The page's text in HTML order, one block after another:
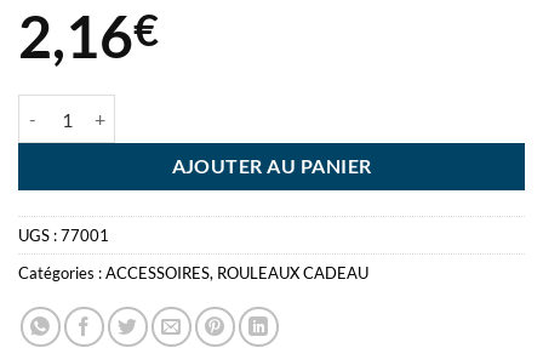
2,16€
AJOUTER AU PANIER
UGS :77001
Catégories :ACCESSOIRES, ROULEAUX CADEAU